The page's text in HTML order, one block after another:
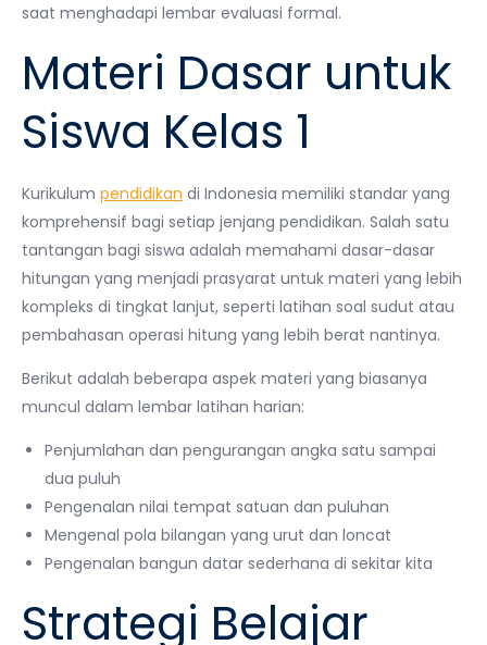
saat menghadapi lembar evaluasi formal.
Materi Dasar untuk
Siswa Kelas 1
Kurikulum pendidikan di Indonesia memiliki standar yang
komprehensif bagi setiap jenjang pendidikan. Salah satu
tantangan bagi siswa adalah memahami dasar-dasar
hitungan yang menjadi prasyarat untuk materi yang lebih
kompleks di tingkat lanjut, seperti latihan soal sudut atau
pembahasan operasi hitung yang lebih berat nantinya.
Berikut adalah beberapa aspek materi yang biasanya
muncul dalam lembar latihan harian:
Penjumlahan dan pengurangan angka satu sampai
dua puluh
Pengenalan nilai tempat satuan dan puluhan
Mengenal pola bilangan yang urut dan loncat
Pengenalan bangun datar sederhana di sekitar kita
Strategi Belajar